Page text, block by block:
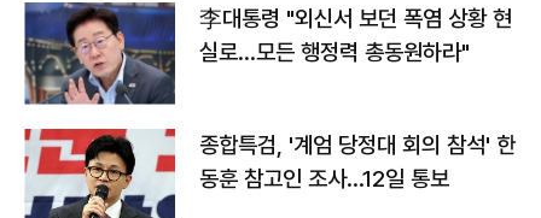
李대통령 "외신서 보던 폭염 상황 현
실로…모든 행정력 총동원하라"
종합특검, '계엄 당정대 회의 참석' 한
동훈 참고인 조사...12일 통보